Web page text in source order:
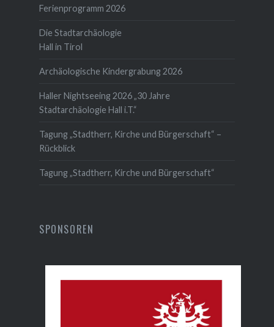
Ferienprogramm 2026
Die Stadtarchäologie
Hall in Tirol
Archäologische Kindergrabung 2026
Haller Nightseeing 2026 „30 Jahre
Stadtarchäologie Hall i.T.“
Tagung „Stadtherr, Kirche und Bürgerschaft“ –
Rückblick
Tagung „Stadtherr, Kirche und Bürgerschaft“
SPONSOREN